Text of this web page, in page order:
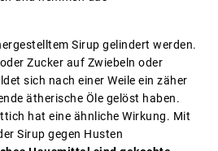
Sirup gelindert werden.
Zucker auf Zwiebeln oder
sich nach einer Weile ein zäher
ätherische Öle gelöst haben.
hat eine ähnliche Wirkung. Mit
Sirup gegen Husten